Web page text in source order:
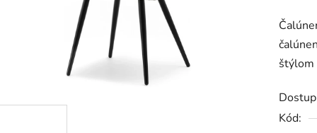
je
5,0
5
štýlom
Kód: